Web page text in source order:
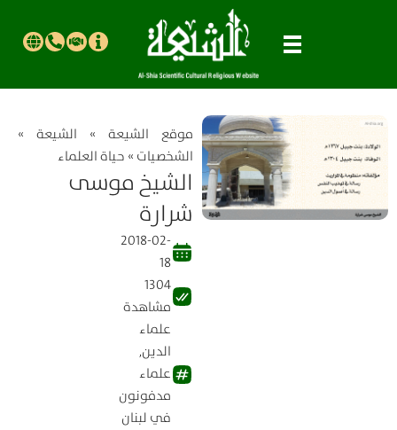
موقع الشیعة» الشيعة»
الشخصيات » حياة العلماء
الشيخ موسى
شرارة
2018-02-
18
1304
مشاهدة
علماء
الدين,
علماء
مدفونون
في لبنان